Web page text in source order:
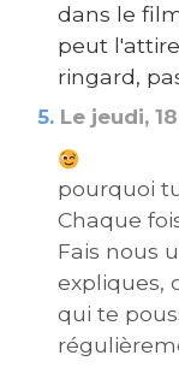
dans le
peut
ringard,
5.Le jeudi,
pourquoi
Chaque
Fais nous
expliques,
qui te